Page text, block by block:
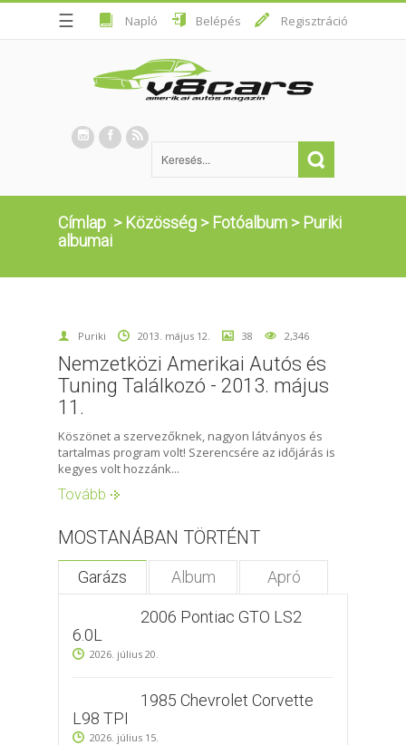
☰ Napló Belépés Regisztráció
Címlap > Közösség > Fotóalbum > Puriki
albumai
Puriki 2013. május 12. 38 2,346
Nemzetközi Amerikai Autós és
Tuning Találkozó - 2013. május
11.
Köszönet a szervezőknek, nagyon látványos és
tartalmas program volt! Szerencsére az időjárás is
kegyes volt hozzánk...
Tovább
MOSTANÁBAN TÖRTÉNT
Garázs Album Apró
2006 Pontiac GTO LS2
6.0L
2026. július 20.
1985 Chevrolet Corvette
L98 TPI
2026. július 15.